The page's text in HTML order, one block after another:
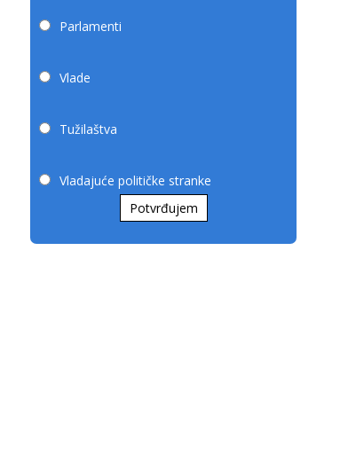
Parlamenti
Vlade
Tužilaštva
Vladajuće političke stranke
Potvrđujem